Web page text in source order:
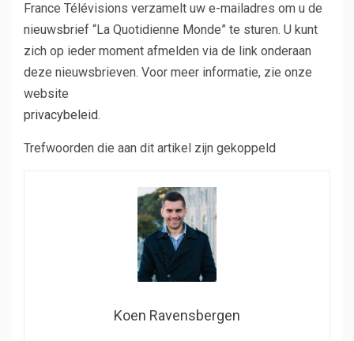
France Télévisions verzamelt uw e-mailadres om u de
nieuwsbrief “La Quotidienne Monde” te sturen. U kunt
zich op ieder moment afmelden via de link onderaan
deze nieuwsbrieven. Voor meer informatie, zie onze
website
privacybeleid.
Trefwoorden die aan dit artikel zijn gekoppeld
Koen Ravensbergen